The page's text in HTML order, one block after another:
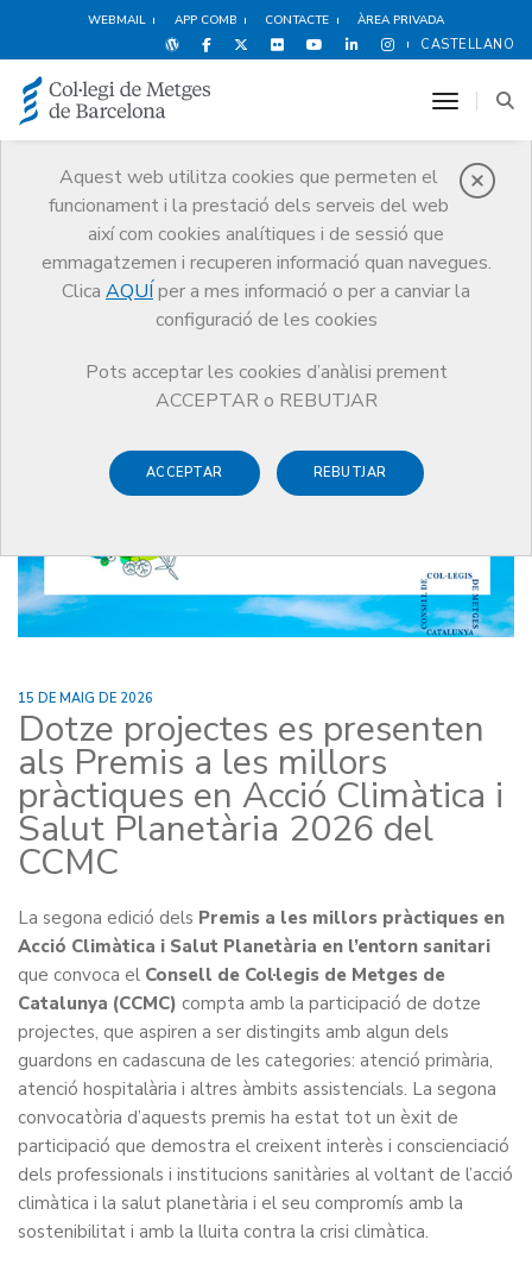
WEBMAIL APP COMB CONTACTE ÀREA PRIVADA
CASTELLANO
Aquest web utilitza cookies que permeten el
funcionament i la prestació dels serveis del web
així com cookies analítiques i de sessió que
emmagatzemen i recuperen informació quan navegues.
Clica AQUÍ per a mes informació o per a canviar la
configuració de les cookies
Pots acceptar les cookies d’anàlisi prement
ACCEPTAR o REBUTJAR
ACCEPTAR REBUTJAR
toggle
Notícies
Comunicació
Notícies
Dotze projectes es presenten als Premis a les millors pràctiques en
Acció Climàtica i Salut Planetària 2026 del CCMC
15 DE MAIG DE 2026
Dotze projectes es presenten
als Premis a les millors
pràctiques en Acció Climàtica i
Salut Planetària 2026 del
CCMC
La segona edició dels Premis a les millors pràctiques en
Acció Climàtica i Salut Planetària en l’entorn sanitari
que convoca el Consell de Col·legis de Metges de
Catalunya (CCMC) compta amb la participació de dotze
projectes, que aspiren a ser distingits amb algun dels
guardons en cadascuna de les categories: atenció primària,
atenció hospitalària i altres àmbits assistencials. La segona
convocatòria d’aquests premis ha estat tot un èxit de
participació que demostra el creixent interès i conscienciació
dels professionals i institucions sanitàries al voltant de l’acció
climàtica i la salut planetària i el seu compromís amb la
sostenibilitat i amb la lluita contra la crisi climàtica.